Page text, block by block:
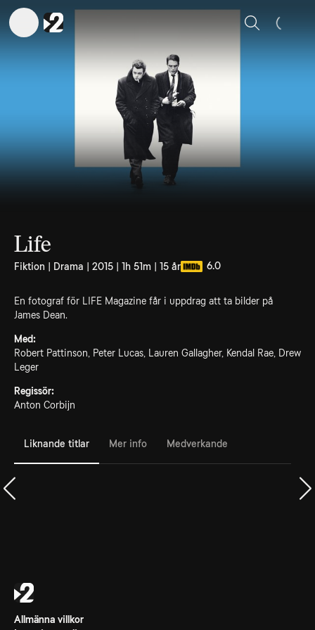
Sök
Life
Fiktion | Drama | 2015 | 1h 51m | 15 år 6.0
En fotograf för LIFE Magazine får i uppdrag att ta bilder på
James Dean.
Med:
Robert Pattinson, Peter Lucas, Lauren Gallagher, Kendal Rae, Drew
Leger
Regissör:
Anton Corbijn
Liknande titlar Mer info Medverkande
Allmänna villkor